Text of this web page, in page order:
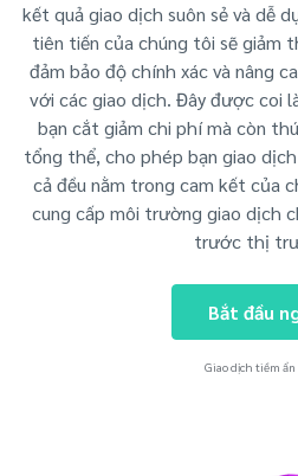
kết quả giao dịch suôn sẻ và dễ
tiên tiến của chúng tôi sẽ giảm
đảm bảo độ chính xác và nâng
với các giao dịch. Đây được coi
bạn cắt giảm chi phí mà còn
tổng thể, cho phép bạn giao
cả đều nằm trong cam kết của
cung cấp môi trường giao dịch
trước thị
Bắt đầu
Giao dịch tiềm